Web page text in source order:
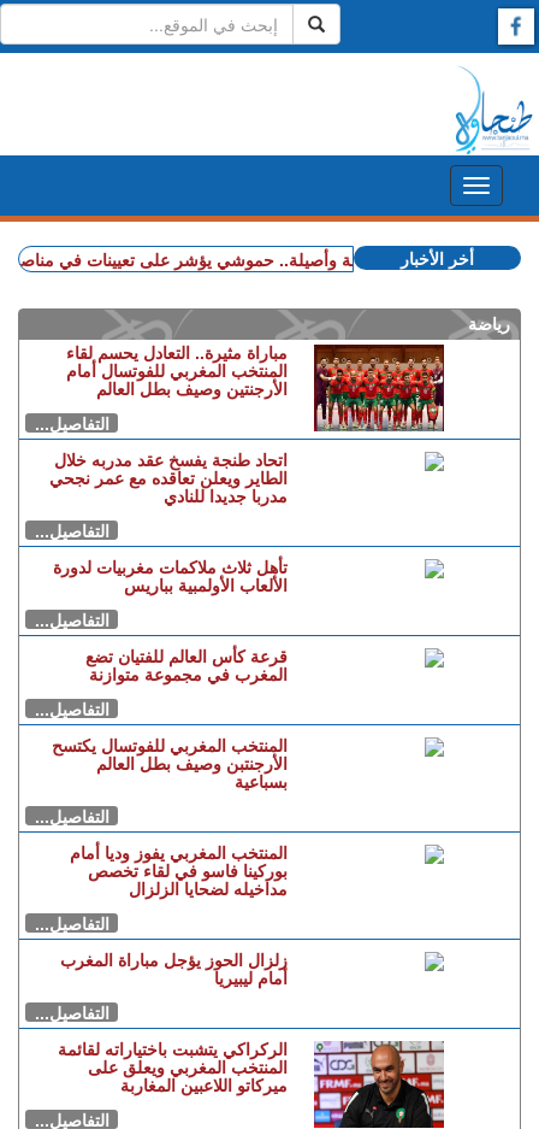
+ شملت طنجة وأصيلة.. حموشي يؤشر على تعيينات في مناصب
أخر الأخبار
رياضة
مباراة مثيرة.. التعادل يحسم لقاء
المنتخب المغربي للفوتسال أمام
الأرجنتين وصيف بطل العالم
التفاصيل...
اتحاد طنجة يفسخ عقد مدربه خلال
الطاير ويعلن تعاقده مع عمر نجحي
مدربا جديدا للنادي
التفاصيل...
تأهل ثلاث ملاكمات مغربيات لدورة
الألعاب الأولمبية بباريس
التفاصيل...
قرعة كأس العالم للفتيان تضع
المغرب في مجموعة متوازنة
التفاصيل...
المنتخب المغربي للفوتسال يكتسح
الأرجنتبن وصيف بطل العالم
بسباعية
التفاصيل...
المنتخب المغربي يفوز وديا أمام
بوركينا فاسو في لقاء تخصص
مداخيله لضحايا الزلزال
التفاصيل...
زلزال الحوز يؤجل مباراة المغرب
أمام ليبيريا
التفاصيل...
الركراكي يتشبت باختياراته لقائمة
المنتخب المغربي ويعلق على
ميركاتو اللاعبين المغاربة
التفاصيل...